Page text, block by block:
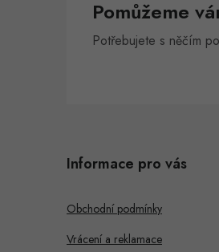
Pomůžeme
Potřebujete s něčím
Informace pro vás
Obchodní podmínky
Vrácení a reklamace